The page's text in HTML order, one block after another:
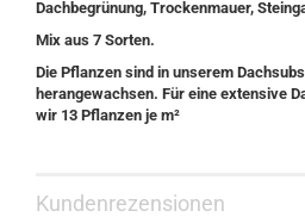
Dachbegrünung, Trockenmauer,
Mix aus 7 Sorten.
Die Pflanzen sind in unserem
herangewachsen. Für eine extensive
wir 13 Pflanzen je m²
Kundenrezensionen